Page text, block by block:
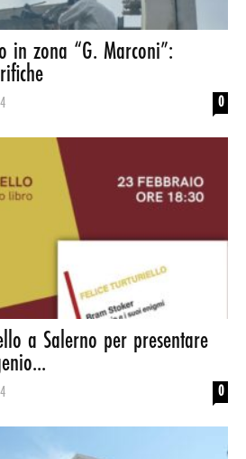
in zona “G. Marconi”:
0
a Salerno per presentare
0